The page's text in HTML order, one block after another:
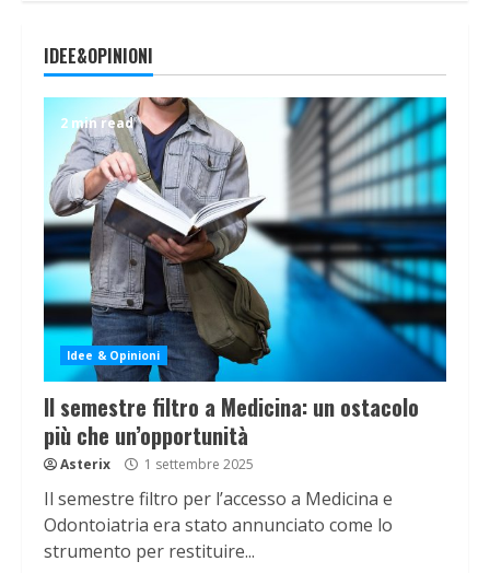
IDEE&OPINIONI
2 min read
Idee & Opinioni
Il semestre filtro a Medicina: un ostacolo
più che un’opportunità
Asterix 1 settembre 2025
Il semestre filtro per l’accesso a Medicina e
Odontoiatria era stato annunciato come lo
strumento per restituire...